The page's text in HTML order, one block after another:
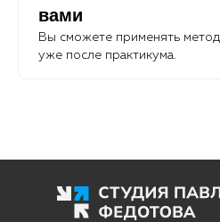
вами
Вы сможете применять
уже после практикума.